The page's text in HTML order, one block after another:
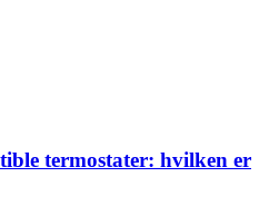
termostater: hvilken er